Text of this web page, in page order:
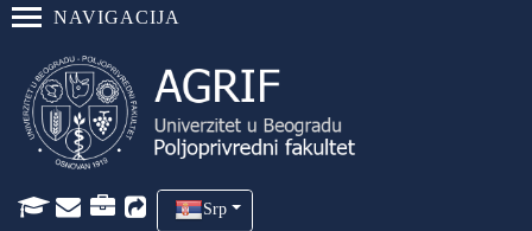
NAVIGACIJA
Srp